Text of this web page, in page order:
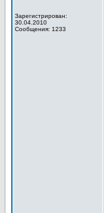
Зарегистрирован:
30.04.2010
Сообщения: 1233